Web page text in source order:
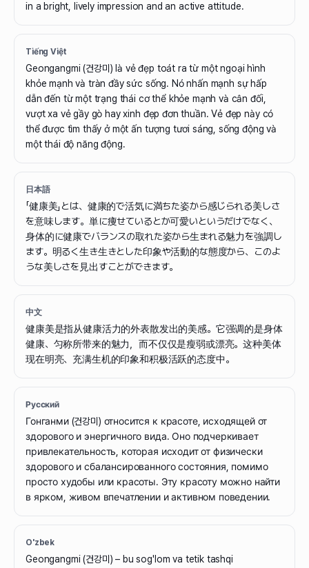
in a bright, lively impression and an active attitude.
Tiếng Việt
Geongangmi (건강미) là vẻ đẹp toát ra từ một ngoại hình
khỏe mạnh và tràn đầy sức sống. Nó nhấn mạnh sự hấp
dẫn đến từ một trạng thái cơ thể khỏe mạnh và cân đối,
vượt xa vẻ gầy gò hay xinh đẹp đơn thuần. Vẻ đẹp này có
thể được tìm thấy ở một ấn tượng tươi sáng, sống động và
một thái độ năng động.
日本語
「健康美」とは、健康的で活気に満ちた姿から感じられる美しさ
を意味します。単に痩せているとか可愛いというだけでなく、
身体的に健康でバランスの取れた姿から生まれる魅力を強調し
ます。明るく生き生きとした印象や活動的な態度から、このよ
うな美しさを見出すことができます。
中文
健康美是指从健康活力的外表散发出的美感。它强调的是身体
健康、匀称所带来的魅力，而不仅仅是瘦弱或漂亮。这种美体
现在明亮、充满生机的印象和积极活跃的态度中。
Русский
Гонганми (건강미) относится к красоте, исходящей от
здорового и энергичного вида. Оно подчеркивает
привлекательность, которая исходит от физически
здорового и сбалансированного состояния, помимо
просто худобы или красоты. Эту красоту можно найти
в ярком, живом впечатлении и активном поведении.
O'zbek
Geongangmi (건강미) – bu sog'lom va tetik tashqi